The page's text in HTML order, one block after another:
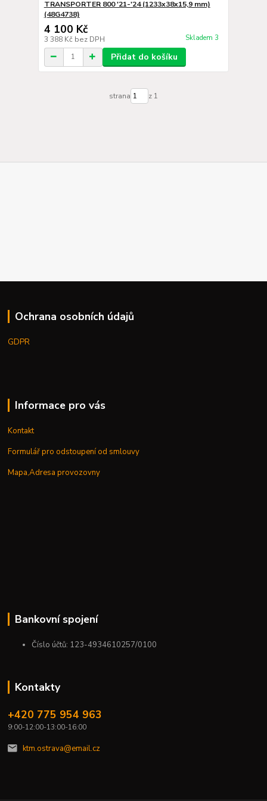
TRANSPORTER 800 '21-'24 (1233x38x15,9 mm)
(48G4738)
4 100 Kč
3 388 Kč bez DPH Skladem 3
Přidat do košíku
strana z 1
Ochrana osobních údajů
GDPR
Informace pro vás
Kontakt
Formulář pro odstoupení od smlouvy
Mapa,Adresa provozovny
Bankovní spojení
Číslo účtů: 123-4934610257/0100
Kontakty
+420 775 954 963
9:00-12:00-13:00-16:00
ktm.ostrava@email.cz